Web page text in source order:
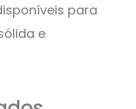
para
e